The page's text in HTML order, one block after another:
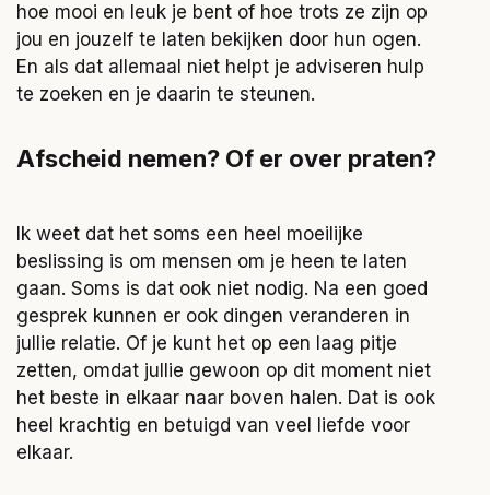
hoe mooi en leuk je bent of hoe trots ze zijn op
jou en jouzelf te laten bekijken door hun ogen.
En als dat allemaal niet helpt je adviseren hulp
te zoeken en je daarin te steunen.
Afscheid nemen? Of er over praten?
Ik weet dat het soms een heel moeilijke
beslissing is om mensen om je heen te laten
gaan. Soms is dat ook niet nodig. Na een goed
gesprek kunnen er ook dingen veranderen in
jullie relatie. Of je kunt het op een laag pitje
zetten, omdat jullie gewoon op dit moment niet
het beste in elkaar naar boven halen. Dat is ook
heel krachtig en betuigd van veel liefde voor
elkaar.